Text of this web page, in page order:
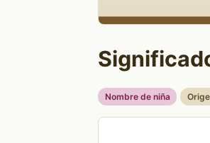
Nombre de niña